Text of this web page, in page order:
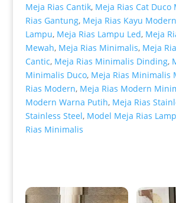
Meja Rias Cantik, Meja Rias Cat Duco
Rias Gantung, Meja Rias Kayu Modern
Lampu, Meja Rias Lampu Led, Meja
Mewah, Meja Rias Minimalis, Meja
Cantic, Meja Rias Minimalis Dinding,
Minimalis Duco, Meja Rias Minimalis
Rias Modern, Meja Rias Modern
Modern Warna Putih, Meja Rias
Stainless Steel, Model Meja Rias
Rias Minimalis